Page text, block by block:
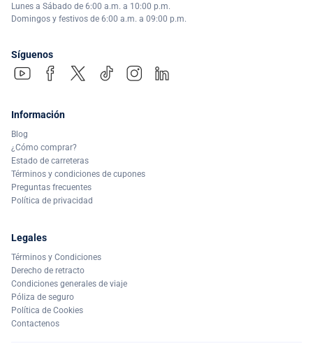
Lunes a Sábado de 6:00 a.m. a 10:00 p.m.
Domingos y festivos de 6:00 a.m. a 09:00 p.m.
Síguenos
Información
Blog
¿Cómo comprar?
Estado de carreteras
Términos y condiciones de cupones
Preguntas frecuentes
Política de privacidad
Legales
Términos y Condiciones
Derecho de retracto
Condiciones generales de viaje
Póliza de seguro
Política de Cookies
Contactenos